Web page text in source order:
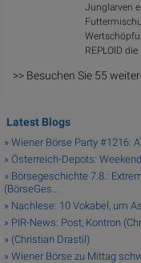
Junglarven
REPLOID
>> Besuchen Sie 55
Latest Blogs
» Wiener Börse Party #1216:
» Österreich-Depots:
» Börsegeschichte 7.8.:
(BörseGes...
» Nachlese: 10 Vokabel, um
» PIR-News: Post, Kontron
» (Christian Drastil)
» Wiener Börse zu Mittag